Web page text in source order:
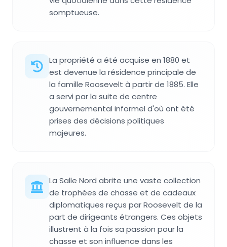
somptueuse.
La propriété a été acquise en 1880 et
est devenue la résidence principale de
la famille Roosevelt à partir de 1885. Elle
a servi par la suite de centre
gouvernemental informel d'où ont été
prises des décisions politiques
majeures.
La Salle Nord abrite une vaste collection
de trophées de chasse et de cadeaux
diplomatiques reçus par Roosevelt de la
part de dirigeants étrangers. Ces objets
illustrent à la fois sa passion pour la
chasse et son influence dans les